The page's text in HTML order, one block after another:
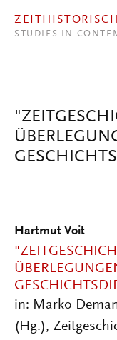
STUDIES IN
Hartmut Voit
in: Marko
(Hg.),